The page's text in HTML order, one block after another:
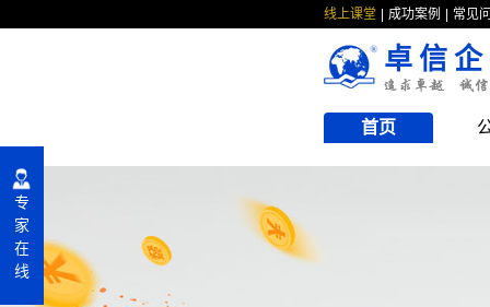
线上课堂 成功案例 常见
卓信
首页
专
家
在
线